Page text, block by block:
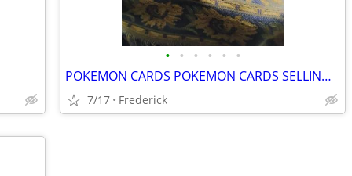
• • • • • •
POKEMON CARDS POKEMON CARDS SELLING THEM ALL
7/17 Frederick